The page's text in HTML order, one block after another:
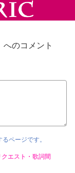
へのコメント
ページです。
クエスト・歌詞間